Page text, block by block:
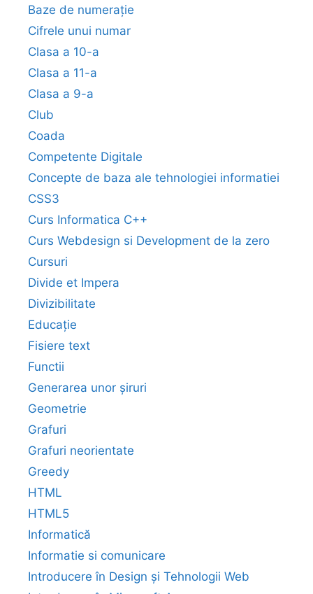
Baze de numerație
Cifrele unui numar
Clasa a 10-a
Clasa a 11-a
Clasa a 9-a
Club
Coada
Competente Digitale
Concepte de baza ale tehnologiei informatiei
CSS3
Curs Informatica C++
Curs Webdesign si Development de la zero
Cursuri
Divide et Impera
Divizibilitate
Educație
Fisiere text
Functii
Generarea unor șiruri
Geometrie
Grafuri
Grafuri neorientate
Greedy
HTML
HTML5
Informatică
Informatie si comunicare
Introducere în Design și Tehnologii Web